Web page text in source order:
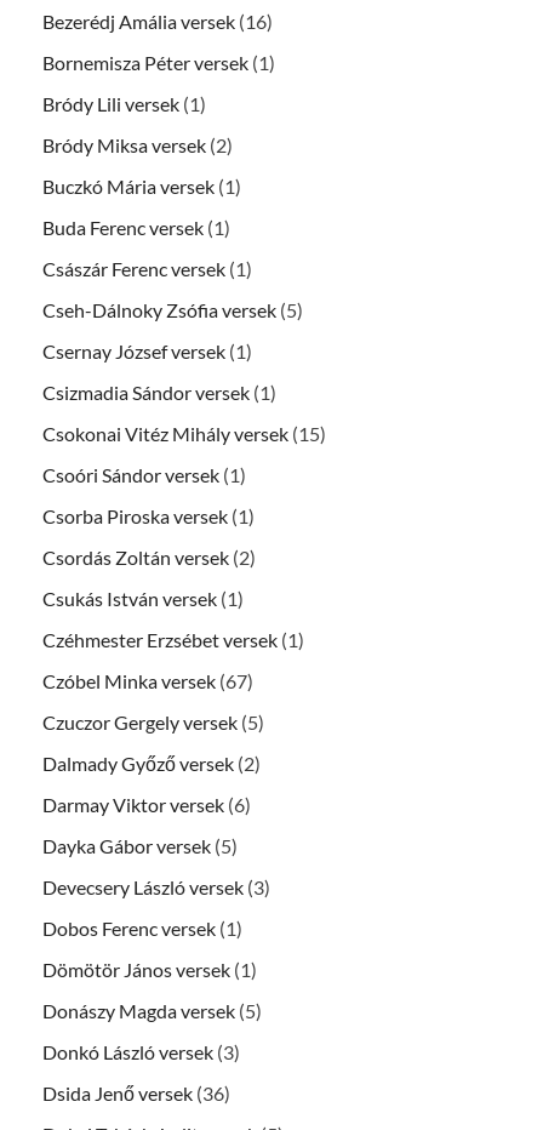
Bezerédj Amália versek (16)
Bornemisza Péter versek (1)
Bródy Lili versek (1)
Bródy Miksa versek (2)
Buczkó Mária versek (1)
Buda Ferenc versek (1)
Császár Ferenc versek (1)
Cseh-Dálnoky Zsófia versek (5)
Csernay József versek (1)
Csizmadia Sándor versek (1)
Csokonai Vitéz Mihály versek (15)
Csoóri Sándor versek (1)
Csorba Piroska versek (1)
Csordás Zoltán versek (2)
Csukás István versek (1)
Czéhmester Erzsébet versek (1)
Czóbel Minka versek (67)
Czuczor Gergely versek (5)
Dalmady Győző versek (2)
Darmay Viktor versek (6)
Dayka Gábor versek (5)
Devecsery László versek (3)
Dobos Ferenc versek (1)
Dömötör János versek (1)
Donászy Magda versek (5)
Donkó László versek (3)
Dsida Jenő versek (36)